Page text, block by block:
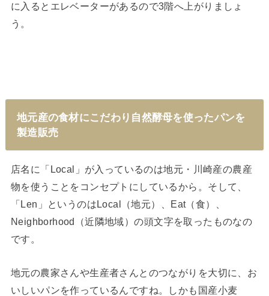
に入るとエレベーターがあるので3階へ上がりましょ
う。
地元産の食材にこだわり自然酵母を使ったパンを
製造販売
店名に「Local」が入っているのは地元・川崎産の農産
物を使うことをコンセプトにしているから。そして、
「Len」というのはLocal（地元）、Eat（食）、
Neighborhood（近隣地域）の頭文字を取ったものなの
です。
地元の農家さんや生産者さんとのつながりを大切に、お
いしいパンを作っているんですね。しかも国産小麦